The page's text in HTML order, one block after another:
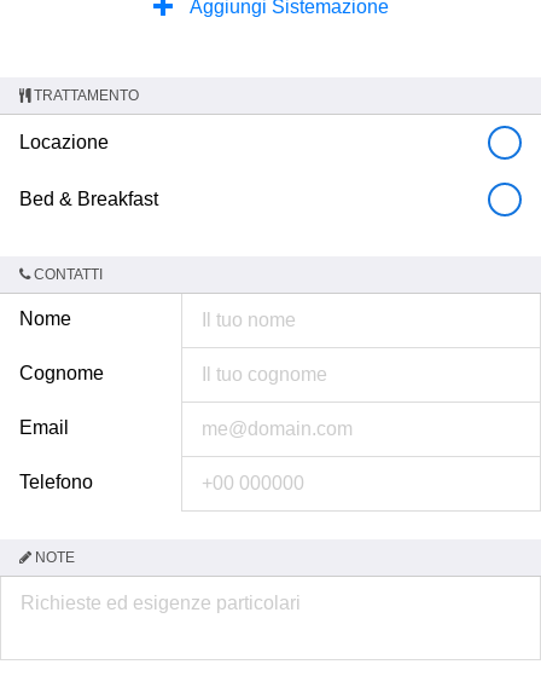
Aggiungi Sistemazione
TRATTAMENTO
Locazione
Bed & Breakfast
CONTATTI
Nome
Cognome
Email
Telefono
NOTE